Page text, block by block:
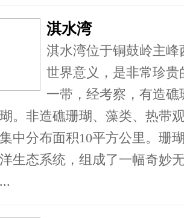
淇水湾
淇水湾位于铜鼓岭主
世界意义，是非常珍
一带，经考察，有造
。非造礁珊瑚、藻类、热带
中分布面积10平方公里。珊
生态系统，组成了一幅奇妙